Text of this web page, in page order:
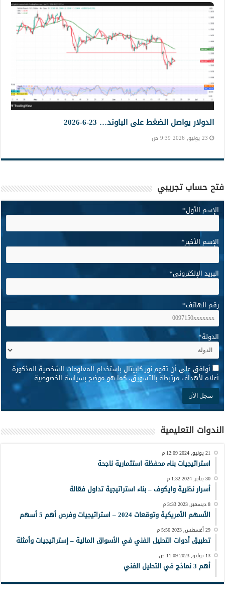
الدولار يواصل الضغط على الباوند… 23-6-2026
23 يونيو, 2026 9:39 ص
فتح حساب تجريبي
الإسم الأول*
الإسم الأخير*
البريد الإلكتروني*
رقم الهاتف*
الدولة*
* أوافق على أن تقوم نور كابيتال باستخدام المعلومات الشخصية المذكورة
أعلاه لأهداف مرتبطة بالتسويق، كما هو موضح بسياسة الخصوصية
الندوات التعليمية
21 يونيو, 2024 12:09 م
استراتيجيات بناء محفظة استثمارية ناجحة
30 يناير, 2024 1:32 م
أسرار نظرية وايكوف – بناء استراتيجية تداول فعّالة
8 ديسمبر, 2023 3:33 م
الأسهم الأمريكية وتوقعات 2024 – استراتيجيات وفرص أهم 5 أسهم
29 أغسطس, 2023 5:56 م
تطبيق أدوات التحليل الفني في الأسواق المالية – إستراتيجيات وأمثلة
13 يوليو, 2023 11:09 ص
أهم 3 نماذج في التحليل الفني